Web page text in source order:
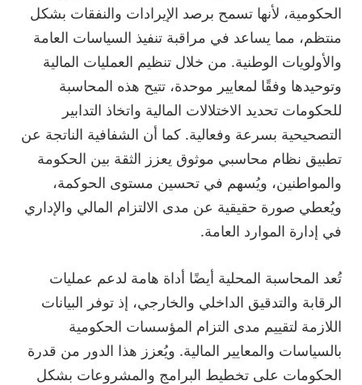
الحكومية، لأنها تسمح برصد الإيرادات والنفقات بشكل
منتظم، مما يساعد في مراقبة تنفيذ السياسات العامة
والأولويات الوطنية. من خلال تنظيم العمليات المالية
وتوحيدها وفقًا لمعايير موحدة، تتيح هذه المحاسبة
للحكومات تحديد الاختلالات المالية واتخاذ التدابير
التصحيحية بسرعة وفعالية. كما أن الشفافية الناتجة عن
تطبيق نظام محاسبي موثوق يعزز الثقة بين الحكومة
والمواطنين، ويُسهم في تحسين مستوى الحوكمة،
ويُعطي صورة حقيقية عن مدى الالتزام المالي والإداري
في إدارة الموارد العامة.
تُعد المحاسبة المحلية أيضًا أداة هامة لدعم عمليات
الرقابة والتدقيق الداخلي والخارجي، إذ توفر البيانات
اللازمة لتقييم مدى التزام المؤسسات الحكومية
بالسياسات والمعايير المالية. ويُعزز هذا الدور من قدرة
الحكومات على تخطيط البرامج والمشروعات بشكل